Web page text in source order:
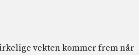
vekten kommer frem når